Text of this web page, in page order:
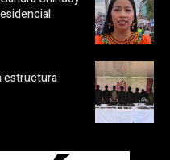
estructura